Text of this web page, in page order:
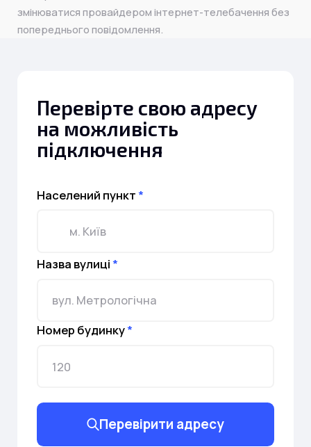
змінюватися провайдером інтернет-телебачення без
попереднього повідомлення.
Перевірте свою адресу
на можливість
підключення
Населений пункт*
Назва вулиці*
Номер будинку*
Перевірити адресу